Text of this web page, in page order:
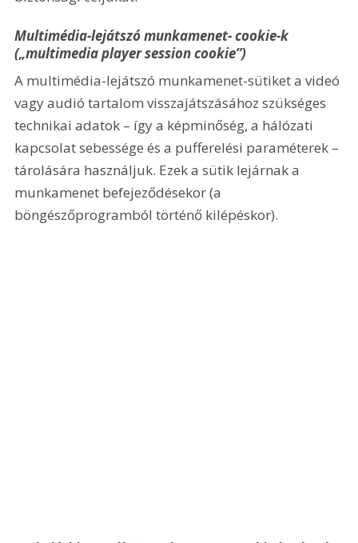
Multimédia-lejátszó munkamenet- cookie-k
(„multimedia player session cookie”)
A multimédia-lejátszó munkamenet-sütiket a videó
vagy audió tartalom visszajátszásához szükséges
technikai adatok – így a képminőség, a hálózati
kapcsolat sebessége és a pufferelési paraméterek –
tárolására használjuk. Ezek a sütik lejárnak a
munkamenet befejeződésekor (a
böngészőprogramból történő kilépéskor).